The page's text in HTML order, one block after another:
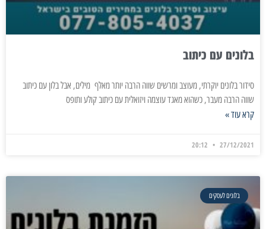
בלונים עם כיתוב
סידור בלונים יוקרתי, מעוצב ומרשים שווה הרבה יותר מאלף מילים, אבל בלון עם כיתוב
שווה הרבה מעבר, כשהוא מאגד עוצמה ויזואלית עם כיתוב קולע ותופס
קרא עוד »
27/12/2021
בלונים לעסקים